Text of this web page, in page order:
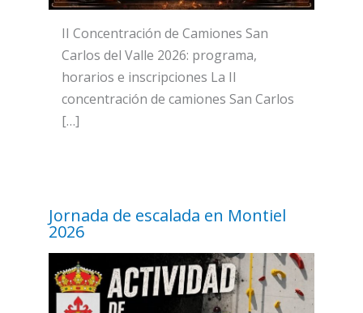
II Concentración de Camiones San
Carlos del Valle 2026: programa,
horarios e inscripciones La II
concentración de camiones San Carlos
[…]
Jornada de escalada en Montiel
2026